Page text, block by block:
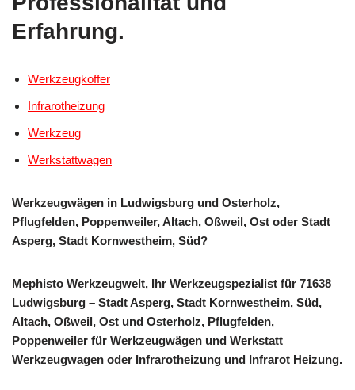
Erfahrung.
Werkzeugkoffer
Infrarotheizung
Werkzeug
Werkstattwagen
Werkzeugwägen in Ludwigsburg und Osterholz,
Pflugfelden, Poppenweiler, Altach, Oßweil, Ost oder Stadt
Asperg, Stadt Kornwestheim, Süd?
Mephisto Werkzeugwelt, Ihr Werkzeugspezialist für 71638
Ludwigsburg – Stadt Asperg, Stadt Kornwestheim, Süd,
Altach, Oßweil, Ost und Osterholz, Pflugfelden,
Poppenweiler für Werkzeugwägen und Werkstatt
Werkzeugwagen oder Infrarotheizung und Infrarot Heizung.